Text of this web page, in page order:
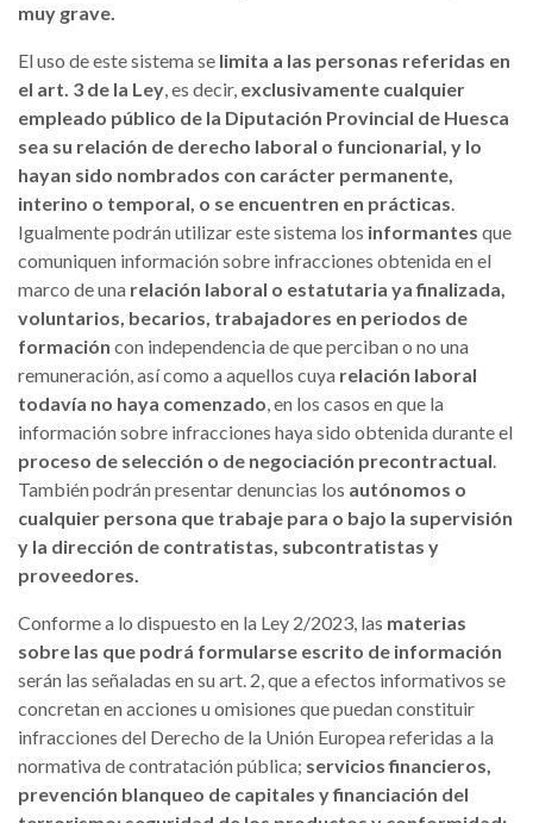
muy grave.
El uso de este sistema se limita a las personas referidas en
el art. 3 de la Ley, es decir, exclusivamente cualquier
empleado público de la Diputación Provincial de Huesca
sea su relación de derecho laboral o funcionarial, y lo
hayan sido nombrados con carácter permanente,
interino o temporal, o se encuentren en prácticas.
Igualmente podrán utilizar este sistema los informantes que
comuniquen información sobre infracciones obtenida en el
marco de una relación laboral o estatutaria ya finalizada,
voluntarios, becarios, trabajadores en periodos de
formación con independencia de que perciban o no una
remuneración, así como a aquellos cuya relación laboral
todavía no haya comenzado, en los casos en que la
información sobre infracciones haya sido obtenida durante el
proceso de selección o de negociación precontractual.
También podrán presentar denuncias los autónomos o
cualquier persona que trabaje para o bajo la supervisión
y la dirección de contratistas, subcontratistas y
proveedores.
Conforme a lo dispuesto en la Ley 2/2023, las materias
sobre las que podrá formularse escrito de información
serán las señaladas en su art. 2, que a efectos informativos se
concretan en acciones u omisiones que puedan constituir
infracciones del Derecho de la Unión Europea referidas a la
normativa de contratación pública; servicios financieros,
prevención blanqueo de capitales y financiación del